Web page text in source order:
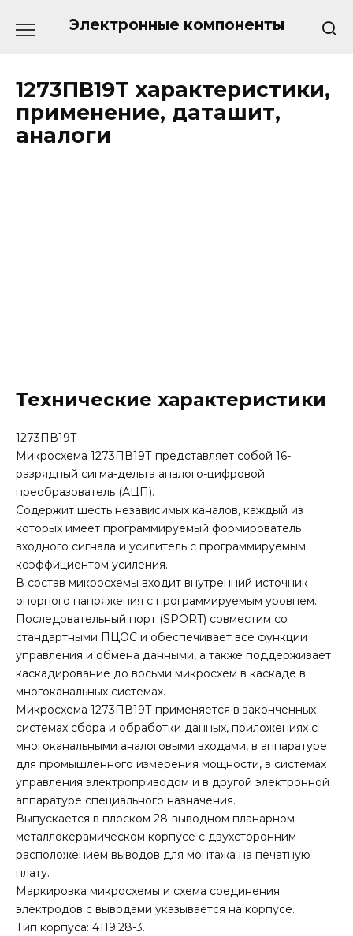
содержанию
Электронные компоненты
1273ПВ19Т характеристики,
применение, даташит,
аналоги
Технические характеристики
1273ПВ19Т
Микросхема 1273ПВ19Т представляет собой 16-
разрядный сигма-дельта аналого-цифровой
преобразователь (АЦП).
Содержит шесть независимых каналов, каждый из
которых имеет программируемый формирователь
входного сигнала и усилитель с программируемым
коэффициентом усиления.
В состав микросхемы входит внутренний источник
опорного напряжения с программируемым уровнем.
Последовательный порт (SPORT) совместим со
стандартными ПЦОС и обеспечивает все функции
управления и обмена данными, а также поддерживает
каскадирование до восьми микросхем в каскаде в
многоканальных системах.
Микросхема 1273ПВ19Т применяется в законченных
системах сбора и обработки данных, приложениях с
многоканальными аналоговыми входами, в аппаратуре
для промышленного измерения мощности, в системах
управления электроприводом и в другой электронной
аппаратуре специального назначения.
Выпускается в плоском 28-выводном планарном
металлокерамическом корпусе с двухсторонним
расположением выводов для монтажа на печатную
плату.
Маркировка микросхемы и схема соединения
электродов с выводами указывается на корпусе.
Тип корпуса: 4119.28-3.